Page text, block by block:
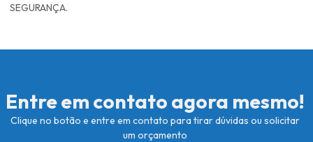
SEGURANÇA.
Entre em contato agora mesmo!
Clique no botão e entre em contato para tirar dúvidas ou solicitar
um orçamento